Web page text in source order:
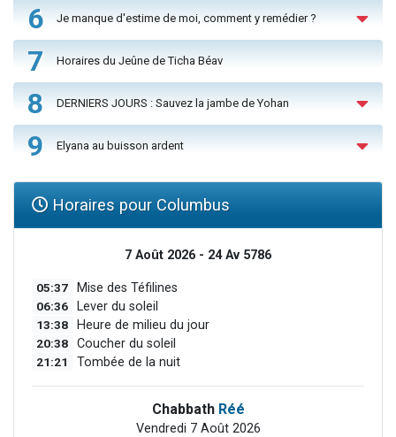
6 Je manque d'estime de moi, comment y remédier ?
7 Horaires du Jeûne de Ticha Béav
8 DERNIERS JOURS : Sauvez la jambe de Yohan
9 Elyana au buisson ardent
Horaires pour Columbus
7 Août 2026 - 24 Av 5786
05:37 Mise des Téfilines
06:36 Lever du soleil
13:38 Heure de milieu du jour
20:38 Coucher du soleil
21:21 Tombée de la nuit
Chabbath Réé
Vendredi 7 Août 2026